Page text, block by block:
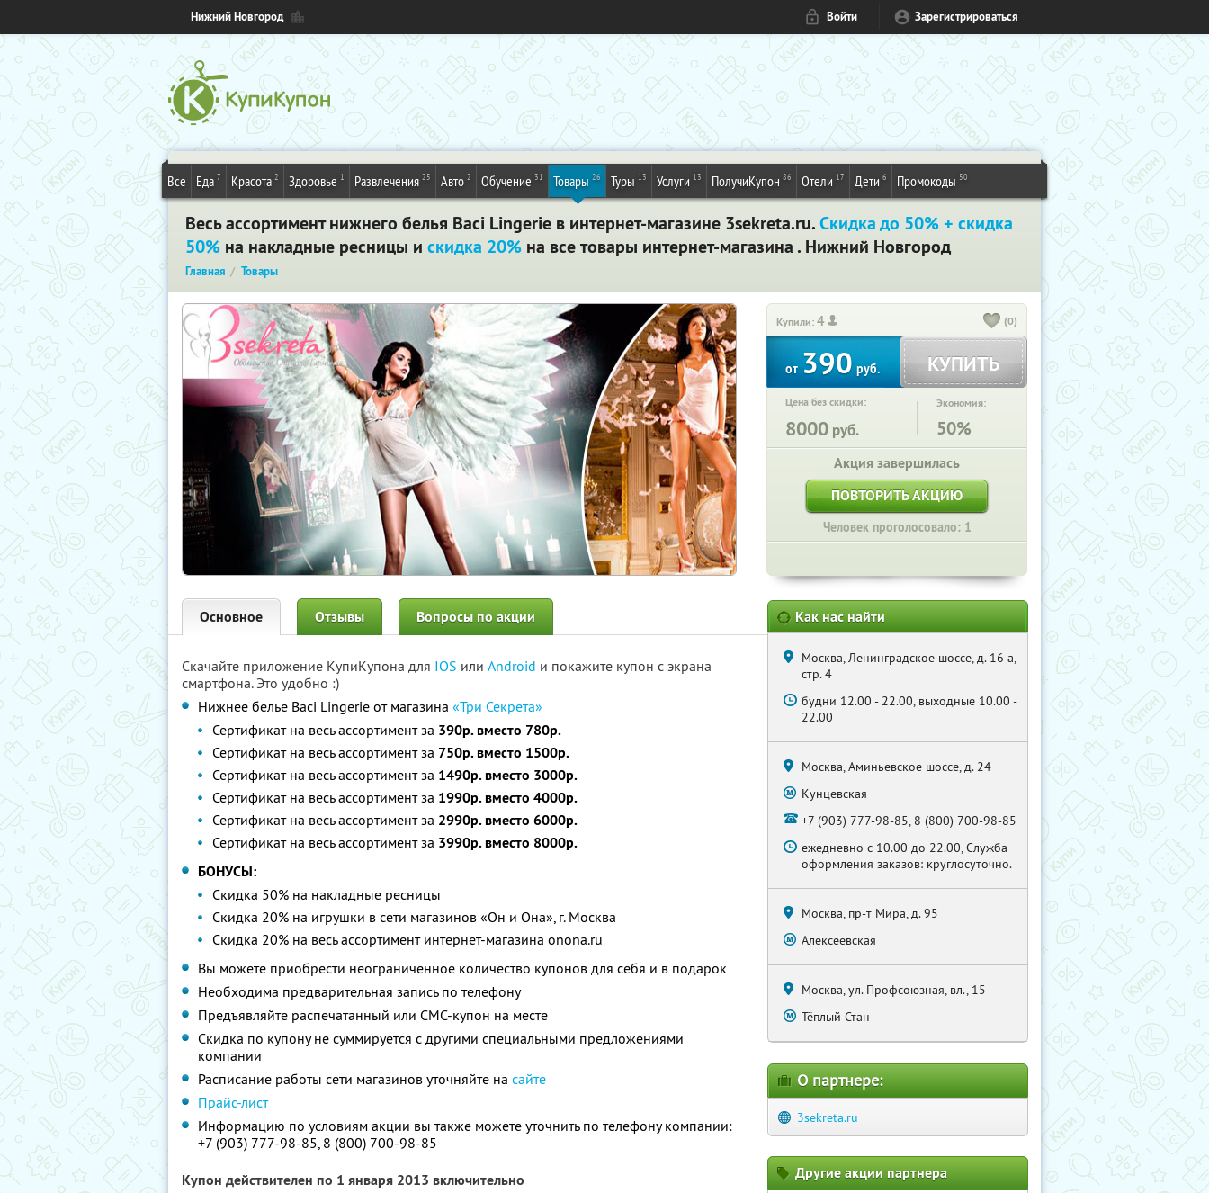
Нижний Новгород Войти Зарегистрироваться
Все Еда 7 Красота 2 Здоровье 1 Развлечения 25 Авто 2 Обучение 31 Товары 26 Туры 13 Услуги 13 ПолучиКупон 86 Отели 17 Дети 6 Промокоды 50
Весь ассортимент нижнего белья Вaci Lingerie в интернет-магазине 3sekreta.ru.Скидка до 50% + скидка
50% на накладные ресницы и скидка 20% на все товары интернет-магазина . Нижний Новгород
Главная Товары
Купили:4 (0)
от390руб. КУПИТЬ
Цена без скидки:
8000 руб.
Экономия:
50%
Акция завершилась
ПОВТОРИТЬ АКЦИЮ
Человек проголосовало: 1
Основное Отзывы Вопросы по акции
Скачайте приложение КупиКупона для IOS или Android и покажите купон с экрана
смартфона. Это удобно :)
Нижнее белье Вaci Lingerie от магазина «Три Секрета»
Сертификат на весь ассортимент за 390р. вместо 780р.
Сертификат на весь ассортимент за 750р. вместо 1500р.
Сертификат на весь ассортимент за 1490р. вместо 3000р.
Сертификат на весь ассортимент за 1990р. вместо 4000р.
Сертификат на весь ассортимент за 2990р. вместо 6000р.
Сертификат на весь ассортимент за 3990р. вместо 8000р.
БОНУСЫ:
Скидка 50% на накладные ресницы
Скидка 20% на игрушки в сети магазинов «Он и Она», г. Москва
Скидка 20% на весь ассортимент интернет-магазина onona.ru
Вы можете приобрести неограниченное количество купонов для себя и в подарок
Необходима предварительная запись по телефону
Предъявляйте распечатанный или СМС-купон на месте
Скидка по купону не суммируется с другими специальными предложениями
компании
Расписание работы сети магазинов уточняйте на сайте
Прайс-лист
Информацию по условиям акции вы также можете уточнить по телефону компании:
+7 (903) 777-98-85, 8 (800) 700-98-85
Купон действителен по 1 января 2013 включительно
Как нас найти
Москва, Ленинградское шоссе, д. 16 а,
стр. 4
будни 12.00 - 22.00, выходные 10.00 -
22.00
Москва, Аминьевское шоссе, д. 24
Кунцевская
+7 (903) 777-98-85, 8 (800) 700-98-85
ежедневно с 10.00 до 22.00, Служба
оформления заказов: круглосуточно.
Москва, пр-т Мира, д. 95
Алексеевская
Москва, ул. Профсоюзная, вл., 15
Тёплый Стан
О партнере:
3sekreta.ru
Другие акции партнера